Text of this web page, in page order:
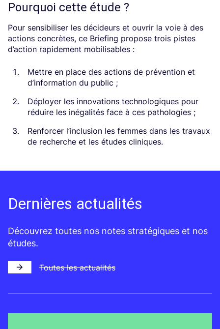
Pourquoi cette étude ?
Pour sensibiliser les décideurs et ouvrir la voie à des
actions concrètes, ce Briefing propose trois pistes
d’action rapidement mobilisables :
Mettre en place des actions de prévention et
d’information du public ;
Déployer les innovations technologiques pour
réduire les inégalités face à ces pathologies ;
Renforcer l’inclusion les femmes dans les travaux
de recherche et les études cliniques.
Dernières actualités
Découvrez toutes nos notes stratégiques et nos
études.
Toutes les actualités